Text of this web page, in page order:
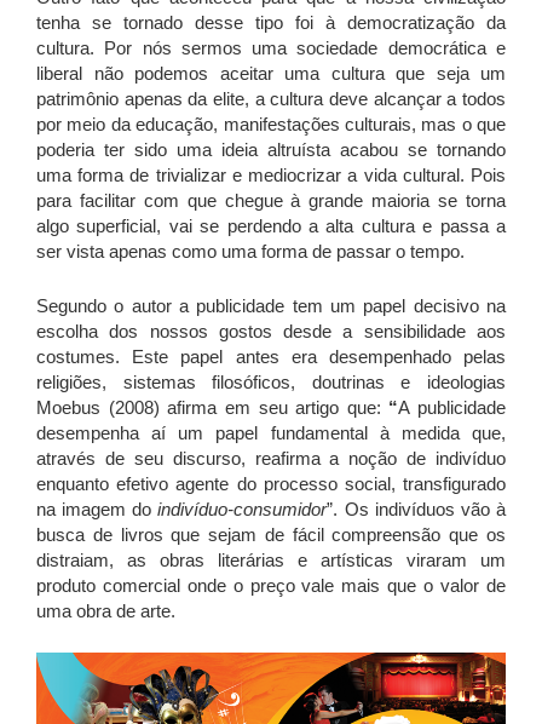
tenha se tornado desse tipo foi à democratização da
cultura. Por nós sermos uma sociedade democrática e
liberal não podemos aceitar uma cultura que seja um
patrimônio apenas da elite, a cultura deve alcançar a todos
por meio da educação, manifestações culturais, mas o que
poderia ter sido uma ideia altruísta acabou se tornando
uma forma de trivializar e mediocrizar a vida cultural. Pois
para facilitar com que chegue à grande maioria se torna
algo superficial, vai se perdendo a alta cultura e passa a
ser vista apenas como uma forma de passar o tempo.
Segundo o autor a publicidade tem um papel decisivo na
escolha dos nossos gostos desde a sensibilidade aos
costumes. Este papel antes era desempenhado pelas
religiões, sistemas filosóficos, doutrinas e ideologias
Moebus (2008) afirma em seu artigo que: “A publicidade
desempenha aí um papel fundamental à medida que,
através de seu discurso, reafirma a noção de indivíduo
enquanto efetivo agente do processo social, transfigurado
na imagem doindivíduo-consumidor”. Os indivíduos vão à
busca de livros que sejam de fácil compreensão que os
distraiam, as obras literárias e artísticas viraram um
produto comercial onde o preço vale mais que o valor de
uma obra de arte.